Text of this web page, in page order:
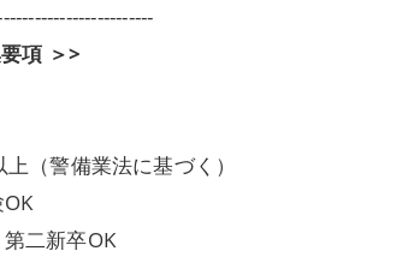
項 ＞>
上（警備業法に基づく）
OK
第二新卒OK